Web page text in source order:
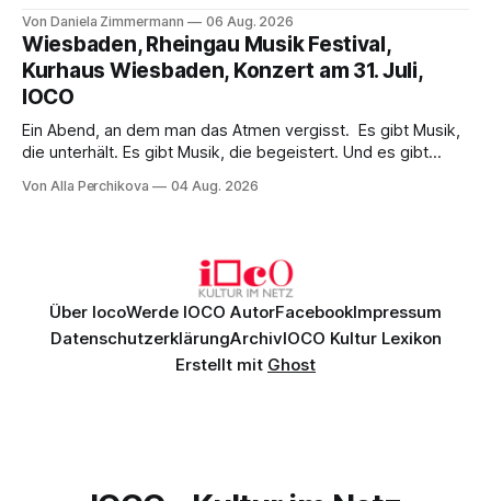
psychologische Tiefe mit starken Bildern, getragen von
einem spielfreudigen Ensemble und einer musikalisch
überzeugenden Gesamtleistung.
Von Daniela Zimmermann 06 Aug. 2026
Wiesbaden, Rheingau Musik Festival,
Kurhaus Wiesbaden, Konzert am 31. Juli,
IOCO
Ein Abend, an dem man das Atmen vergisst. Es gibt Musik,
die unterhält. Es gibt Musik, die begeistert. Und es gibt
Genau so war der Abend im Kurhaus Wiesbaden, an dem
Von Alla Perchikova 04 Aug. 2026
Über IocoWerde IOCO AutorFacebookImpressum
DatenschutzerklärungArchivIOCO Kultur Lexikon
Erstellt mit Ghost